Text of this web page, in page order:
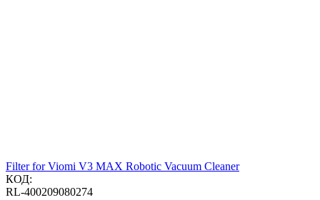
Filter for Viomi V3 MAX Robotic Vacuum Cleaner
КОД:
RL-400209080274